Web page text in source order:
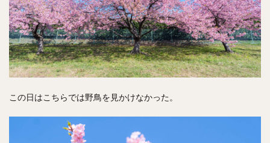
この日はこちらでは野鳥を見かけなかった。